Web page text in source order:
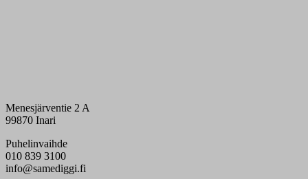
Menesjärventie 2 A
99870 Inari
Puhelinvaihde
010 839 3100
info@samediggi.fi